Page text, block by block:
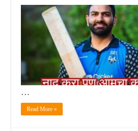
…
Read More »